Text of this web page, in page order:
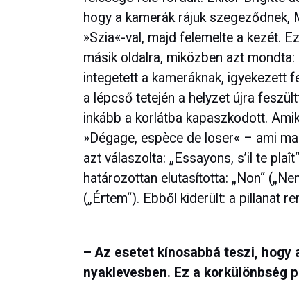
hogy a kamerák rájuk
»Szia«-val, majd felemelte a kezét.
másik oldalra, miközben azt
integetett a kameráknak, igyekezett
a lépcső tetején a helyzet újra
inkább a korlátba kapaszkodott.
»Dégage, espèce de loser« – ami
azt válaszolta: „Essayons, s’il te
határozottan elutasította: „Non“
(„Értem“). Ebből kiderült: a pillanat
– Az esetet kínosabbá teszi,
nyaklevesben. Ez a korkülönbség